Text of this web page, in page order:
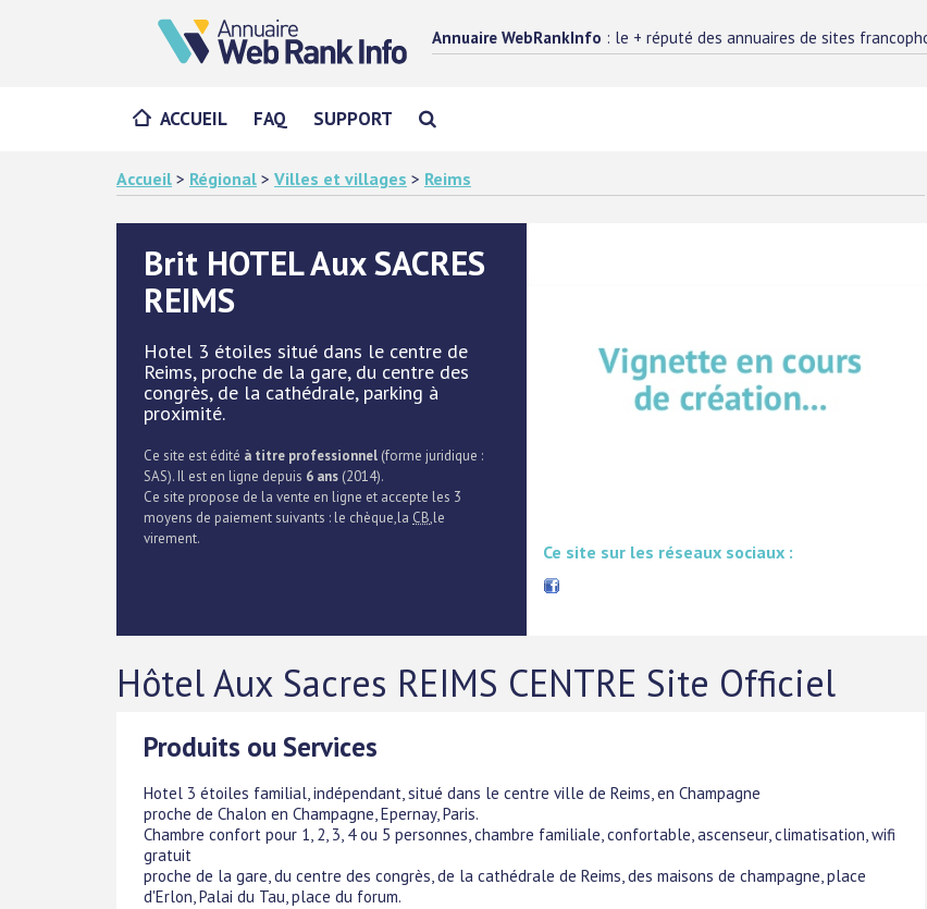
Annuaire WebRankInfo : le + réputé des annuaires de sites
ACCUEIL FAQ SUPPORT
Accueil > Régional > Villes et villages > Reims
Brit HOTEL Aux SACRES
REIMS
Hotel 3 étoiles situé dans le centre de
Reims, proche de la gare, du centre des
congrès, de la cathédrale, parking à
proximité.
Ce site est édité à titre professionnel (forme juridique :
SAS). Il est en ligne depuis 6 ans (2014).
Ce site propose de la vente en ligne et accepte les 3
moyens de paiement suivants : le chèque,la CB,le
virement.
Ce site sur les réseaux sociaux :
Hôtel Aux Sacres REIMS CENTRE Site Officiel
Produits ou Services
Hotel 3 étoiles familial, indépendant, situé dans le centre ville de Reims, en Champagne
proche de Chalon en Champagne, Epernay, Paris.
Chambre confort pour 1, 2, 3, 4 ou 5 personnes, chambre familiale, confortable, ascenseur, climatisation, wifi
gratuit
proche de la gare, du centre des congrès, de la cathédrale de Reims, des maisons de champagne, place
d'Erlon, Palai du Tau, place du forum.